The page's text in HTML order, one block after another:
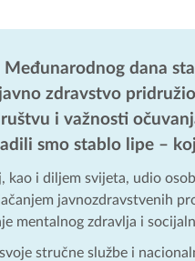
Međunarodnog dana
zdravstvo
i važnosti
smo stablo lipe –
kao i diljem svijeta, udio
javnozdravstvenih
mentalnog zdravlja i
stručne službe i